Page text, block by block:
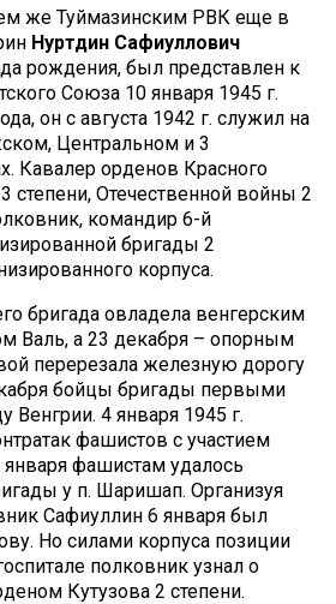
же Туймазинским РВК еще в
Нуртдин Сафиуллович
рождения, был представлен к
Союза 10 января 1945 г.
он с августа 1942 г. служил на
Центральном и 3
Кавалер орденов Красного
степени, Отечественной войны 2
командир 6-й
бригады 2
корпуса.
бригада овладела венгерским
Валь, а 23 декабря – опорным
перерезала железную дорогу
бойцы бригады первыми
Венгрии. 4 января 1945 г.
фашистов с участием
января фашистам удалось
у п. Шаришап. Организуя
Сафиуллин 6 января был
Но силами корпуса позиции
полковник узнал о
Кутузова 2 степени.